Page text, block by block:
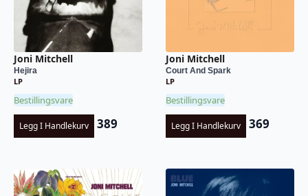
Joni Mitchell
Hejira
LP
Bestillingsvare
Legg I Handlekurv 389
Joni Mitchell
Court And Spark
LP
Bestillingsvare
Legg I Handlekurv 369